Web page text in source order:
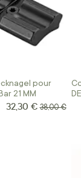
pour
21 MM
Prix Spécial
32,30 € Prix normal
38,00 €